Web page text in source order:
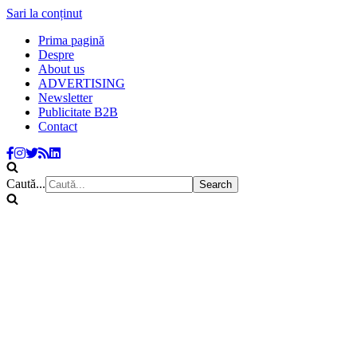
Sari la conținut
Prima pagină
Despre
About us
ADVERTISING
Newsletter
Publicitate B2B
Contact
Caută...